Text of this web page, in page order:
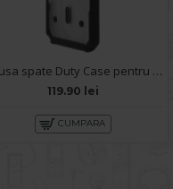
Husa spate Duty Case pentru iPhone 17 Air - Semitransparent/Negru
119.90 lei
CUMPARA